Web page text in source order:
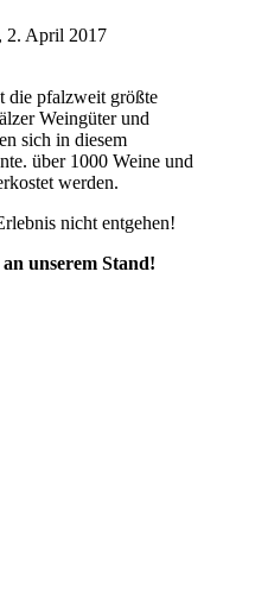
2. April 2017
die pfalzweit größte
Weingüter und
sich in diesem
über 1000 Weine und
werden.
nicht entgehen!
unserem Stand!